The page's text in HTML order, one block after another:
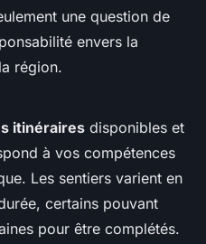
une question de
envers la
région.
itinéraires disponibles et
à vos compétences
Les sentiers varient en
certains pouvant
pour être complétés.